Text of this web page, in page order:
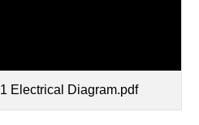
Electrical Diagram.pdf